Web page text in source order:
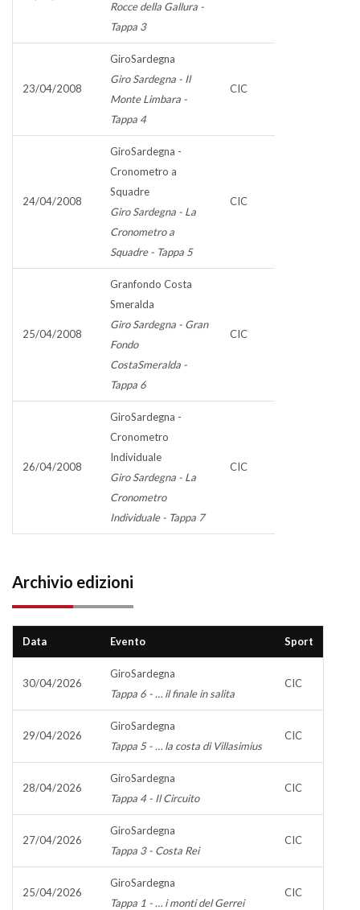
Rocce della Gallura -
Tappa 3
23/04/2008
GiroSardegna
Giro Sardegna - Il
Monte Limbara -
Tappa 4
CIC
24/04/2008
GiroSardegna -
Cronometro a
Squadre
Giro Sardegna - La
Cronometro a
Squadre - Tappa 5
CIC
25/04/2008
Granfondo Costa
Smeralda
Giro Sardegna - Gran
Fondo
CostaSmeralda -
Tappa 6
CIC
26/04/2008
GiroSardegna -
Cronometro
Individuale
Giro Sardegna - La
Cronometro
Individuale - Tappa 7
CIC
Archivio edizioni
Data Evento Sport
30/04/2026
GiroSardegna
Tappa 6 - … il finale in salita
CIC
29/04/2026
GiroSardegna
Tappa 5 - … la costa di Villasimius
CIC
28/04/2026
GiroSardegna
Tappa 4 - Il Circuito
CIC
27/04/2026
GiroSardegna
Tappa 3 - Costa Rei
CIC
25/04/2026
GiroSardegna
Tappa 1 - … i monti del Gerrei
CIC